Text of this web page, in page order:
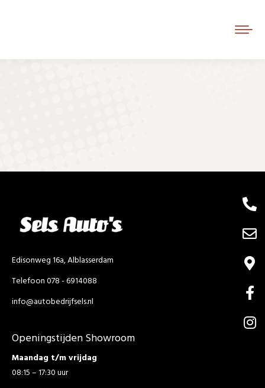
Edisonweg 16a, Alblasserdam
Telefoon 078 - 6914088
info@autobedrijfsels.nl
Openingstijden Showroom
Maandag t/m vrijdag
08:15 – 17:30 uur